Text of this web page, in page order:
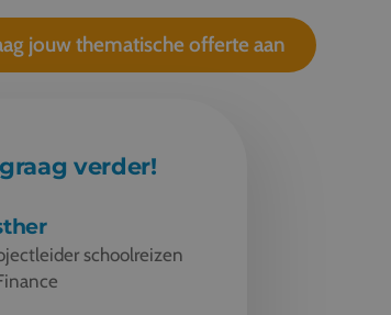
jouw thematische offerte aan
verder!
schoolreizen